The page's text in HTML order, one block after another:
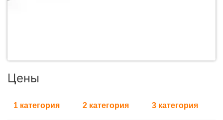
Цены
1 категория 2 категория 3 категория